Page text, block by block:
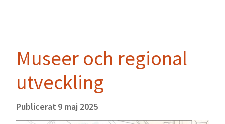
Museer och regional
utveckling
Publicerat 9 maj 2025